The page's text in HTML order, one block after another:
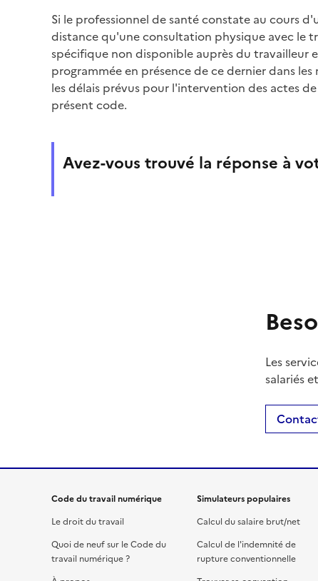
Si le professionnel de santé constate au cours
distance qu'une consultation physique avec le
spécifique non disponible auprès du travailleur
programmée en présence de ce dernier dans
les délais prévus pour l'intervention des actes
présent code.
Avez-vous trouvé la réponse à
Les
salariés
Code du travail numérique
Le droit du travail
Quoi de neuf sur le Code du
travail numérique ?
Simulateurs populaires
Calcul du salaire brut/net
Calcul de l'indemnité de
rupture conventionnelle